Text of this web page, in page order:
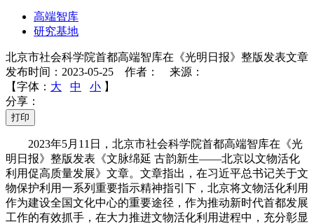
高端智库
研究基地
北京市社会科学院首都高端智库在《光明日报》整版发表文章
发布时间：2023-05-25 作者： 来源：
【字体： 大 中 小 】
分享：
打印
2023年5月11日，北京市社会科学院首都高端智库在《光
明日报》整版发表《文脉绵延 古韵新生——北京以文物活化
利用促高质量发展》文章。文章指出，在习近平总书记关于文
物保护利用一系列重要指示精神指引下，北京将文物活化利用
作为建设全国文化中心的重要途径，作为推动新时代首都发展
工作的有效抓手，在大力推进文物活化利用进程中，充分彰显